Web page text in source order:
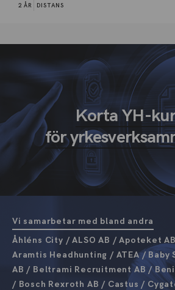
2 ÅR DISTANS
Korta YH-
för
Vi samarbetar med bland andra
Åhléns City / ALSO AB / Apoteket
Aramtis Headhunting / ATEA / Baby
AB / Beltrami Recruitment AB /
/ Bosch Rexroth AB / Castus /